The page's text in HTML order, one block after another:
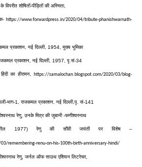
के विपरीत शोषितों-पीड़ितों की अस्मिता,
-https://www.forwardpress.in/2020/04/tribute-phanishwarnath-
प्रकाशन नई दिल्ली, 1954, मुख्य भूमिका
प्रकाशन नई दिल्ली, 1957, पृ सं-34
हिंदी का हीरामन,https://samalochan.blogspot.com/2020/03/blog-
-भाग-1, राजकमल प्रकाशन नई दिल्ली,पृ सं-141
रेणु, उनके मित्र की जुबानी-फणीश्वरनाथ
1977)रेणु की सौंवी जयंती पर विशेष--
remembering-renu-on-his-100th-birth-anniversary-hindi/
रेणु, जर्नल ऑफ साउथ एशियन लिटरेचर,